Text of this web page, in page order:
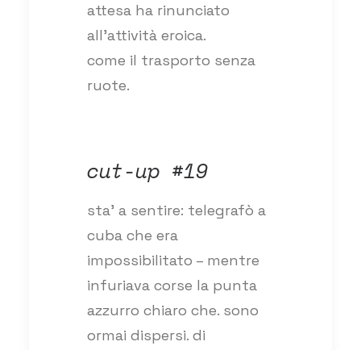
attesa ha rinunciato
all’attività eroica.
come il trasporto senza
ruote.
cut-up #19
sta’ a sentire: telegrafò a
cuba che era
impossibilitato – mentre
infuriava corse la punta
azzurro chiaro che. sono
ormai dispersi. di